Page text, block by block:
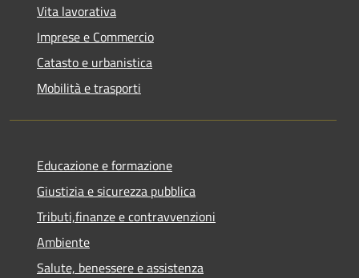
Vita lavorativa
Imprese e Commercio
Catasto e urbanistica
Mobilità e trasporti
Educazione e formazione
Giustizia e sicurezza pubblica
Tributi,finanze e contravvenzioni
Ambiente
Salute, benessere e assistenza